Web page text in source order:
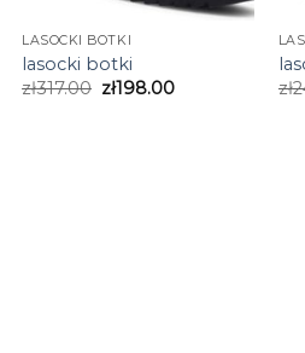
LASOCKI BOTKI
lasocki botki
zł317.00 zł198.00
zł